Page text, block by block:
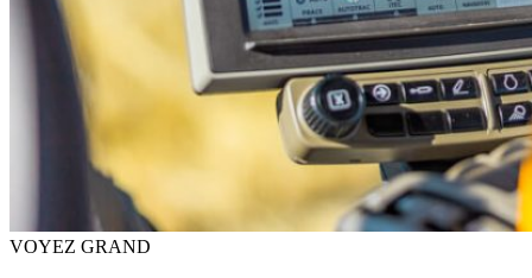
VOYEZ GRAND